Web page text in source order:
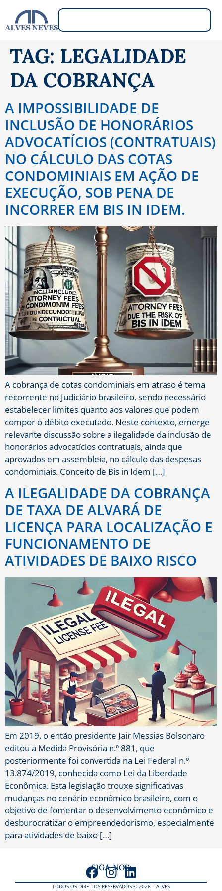
TAG: LEGALIDADE
DA COBRANÇA
A IMPOSSIBILIDADE DE
INCLUSÃO DE HONORÁRIOS
ADVOCATÍCIOS (CONTRATUAIS)
NO CÁLCULO DAS COTAS
CONDOMINIAIS EM AÇÃO DE
EXECUÇÃO, SOB PENA DE
INCORRER EM BIS IN IDEM.
A cobrança de cotas condominiais em atraso é tema
recorrente no Judiciário brasileiro, sendo necessário
estabelecer limites quanto aos valores que podem
compor o débito executado. Neste contexto, emerge
relevante discussão sobre a ilegalidade da inclusão de
honorários advocatícios contratuais, ainda que
aprovados em assembleia, no cálculo das despesas
condominiais. Conceito de Bis in Idem […]
A ILEGALIDADE DA COBRANÇA
DE TAXA DE ALVARÁ DE
LICENÇA PARA LOCALIZAÇÃO E
FUNCIONAMENTO DE
ATIVIDADES DE BAIXO RISCO
Em 2019, o então presidente Jair Messias Bolsonaro
editou a Medida Provisória n.º 881, que
posteriormente foi convertida na Lei Federal n.º
13.874/2019, conhecida como Lei da Liberdade
Econômica. Esta legislação trouxe significativas
mudanças no cenário econômico brasileiro, com o
objetivo de fomentar o desenvolvimento econômico e
desburocratizar o empreendedorismo, especialmente
para atividades de baixo […]
SIGA-NOS:
TODOS OS DIREITOS RESERVADOS © 2026 – ALVES